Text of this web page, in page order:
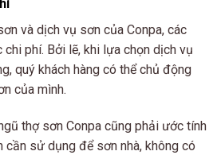
và dịch vụ sơn của Conpa, các
phí. Bởi lẽ, khi lựa chọn dịch vụ
quý khách hàng có thể chủ động
của mình.
thợ sơn Conpa cũng phải ước tính
sử dụng để sơn nhà, không có